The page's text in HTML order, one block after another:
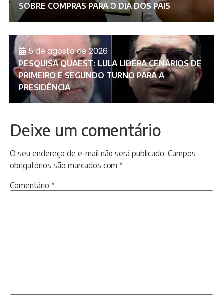
SOBRE COMPRAS PARA O DIA DOS PAIS
5 de agosto de 2026
PESQUISA QUAEST: LULA LIDERA CENÁRIOS DE
PRIMEIRO E SEGUNDO TURNO PARA A
PRESIDÊNCIA
Deixe um comentário
O seu endereço de e-mail não será publicado. Campos
obrigatórios são marcados com *
Comentário *